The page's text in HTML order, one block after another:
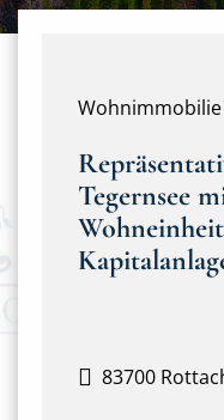
Tegernsee
83700